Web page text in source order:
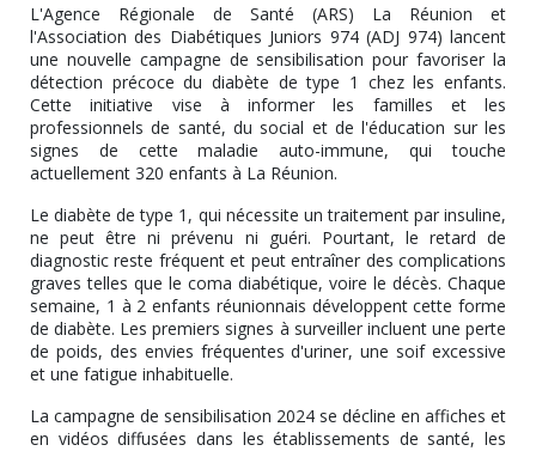
L'Agence Régionale de Santé (ARS) La Réunion et
l'Association des Diabétiques Juniors 974 (ADJ 974) lancent
une nouvelle campagne de sensibilisation pour favoriser la
détection précoce du diabète de type 1 chez les enfants.
Cette initiative vise à informer les familles et les
professionnels de santé, du social et de l'éducation sur les
signes de cette maladie auto-immune, qui touche
actuellement 320 enfants à La Réunion.
Le diabète de type 1, qui nécessite un traitement par insuline,
ne peut être ni prévenu ni guéri. Pourtant, le retard de
diagnostic reste fréquent et peut entraîner des complications
graves telles que le coma diabétique, voire le décès. Chaque
semaine, 1 à 2 enfants réunionnais développent cette forme
de diabète. Les premiers signes à surveiller incluent une perte
de poids, des envies fréquentes d'uriner, une soif excessive
et une fatigue inhabituelle.
La campagne de sensibilisation 2024 se décline en affiches et
en vidéos diffusées dans les établissements de santé, les